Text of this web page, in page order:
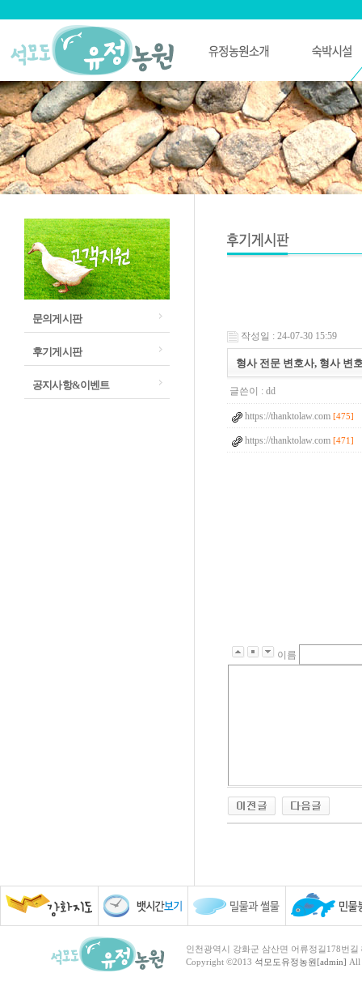
문의게시판
후기게시판
공지사항&이벤트
작성일 : 24-07-30 15:59
형사 전문 변호사, 형사 변
글쓴이 : dd
https://thanktolaw.com [475]
https://thanktolaw.com [471]
이름
인천광역시 강화군 삼산면 어류정길178번
Copyright ©2013 석모도유정농원[admin] All